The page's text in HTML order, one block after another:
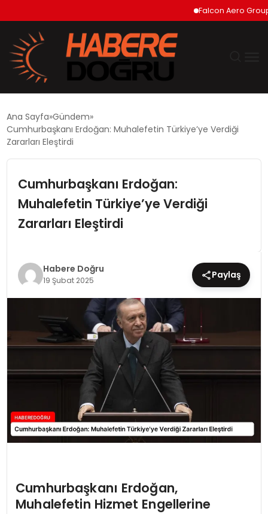
Falcon Aero Group,
EKONOMİ
DÜNYA
SPOR
EĞİTİM
MAGAZİN
Ana Sayfa Gündem
Cumhurbaşkanı Erdoğan: Muhalefetin Türkiye’ye Verdiği
Zararları Eleştirdi
Cumhurbaşkanı Erdoğan:
Muhalefetin Türkiye’ye Verdiği
Zararları Eleştirdi
Habere Doğru
19 Şubat 2025 Paylaş
Cumhurbaşkanı Erdoğan,
Muhalefetin Hizmet Engellerine